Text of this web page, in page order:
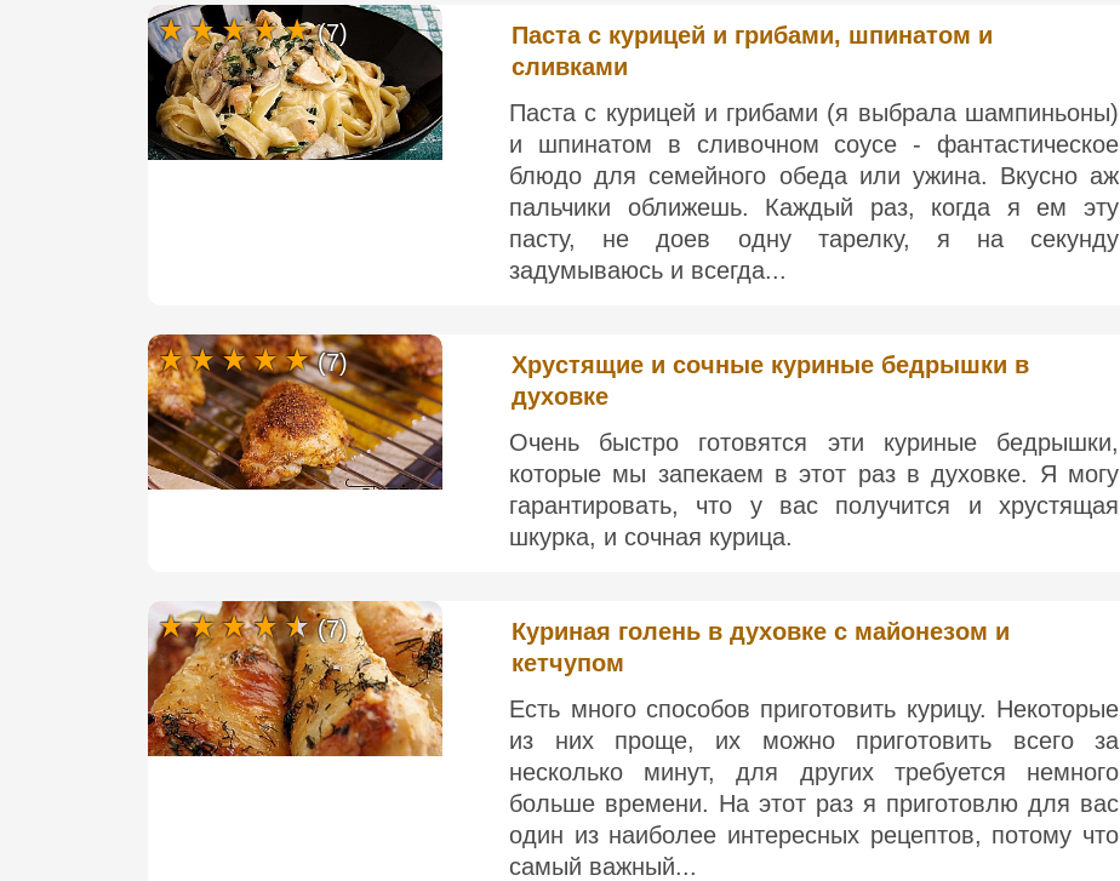
Паста с курицей и грибами, шпинатом и
сливками
Паста с курицей и грибами (я выбрала шампиньоны)
и шпинатом в сливочном соусе - фантастическое
блюдо для семейного обеда или ужина. Вкусно аж
пальчики оближешь. Каждый раз, когда я ем эту
пасту, не доев одну тарелку, я на секунду
задумываюсь и всегда...
(7)
Хрустящие и сочные куриные бедрышки в
духовке
Очень быстро готовятся эти куриные бедрышки,
которые мы запекаем в этот раз в духовке. Я могу
гарантировать, что у вас получится и хрустящая
шкурка, и сочная курица.
(7)
Куриная голень в духовке с майонезом и
кетчупом
Есть много способов приготовить курицу. Некоторые
из них проще, их можно приготовить всего за
несколько минут, для других требуется немного
больше времени. На этот раз я приготовлю для вас
один из наиболее интересных рецептов, потому что
самый важный...
(7)